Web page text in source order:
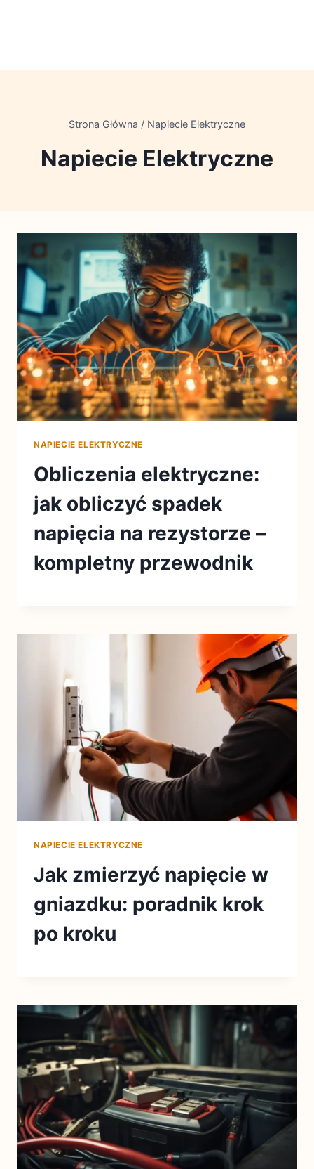
Strona Główna / Napiecie Elektryczne
Napiecie Elektryczne
NAPIECIE ELEKTRYCZNE
Obliczenia elektryczne:
jak obliczyć spadek
napięcia na rezystorze –
kompletny przewodnik
NAPIECIE ELEKTRYCZNE
Jak zmierzyć napięcie w
gniazdku: poradnik krok
po kroku